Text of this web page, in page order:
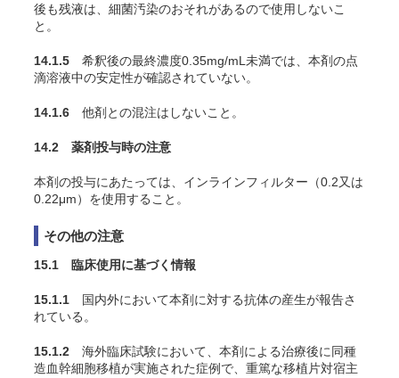
後も残液は、細菌汚染のおそれがあるので使用しないこ
と。
14.1.5 希釈後の最終濃度0.35mg/mL未満では、本剤の点
滴溶液中の安定性が確認されていない。
14.1.6 他剤との混注はしないこと。
14.2 薬剤投与時の注意
本剤の投与にあたっては、インラインフィルター（0.2又は
0.22μm）を使用すること。
その他の注意
15.1 臨床使用に基づく情報
15.1.1 国内外において本剤に対する抗体の産生が報告さ
れている。
15.1.2 海外臨床試験において、本剤による治療後に同種
造血幹細胞移植が実施された症例で、重篤な移植片対宿主